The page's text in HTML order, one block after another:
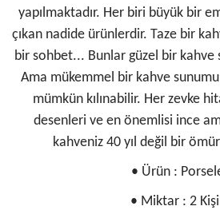
yapılmaktadır. Her biri büyük bir
çıkan nadide ürünlerdir. Taze bir
bir sohbet... Bunlar güzel bir kahve
Ama mükemmel bir kahve
mümkün kılınabilir. Her zevke
desenleri ve en önemlisi ince
kahveniz 40 yıl değil bir
• Ürün :
• Miktar : 2